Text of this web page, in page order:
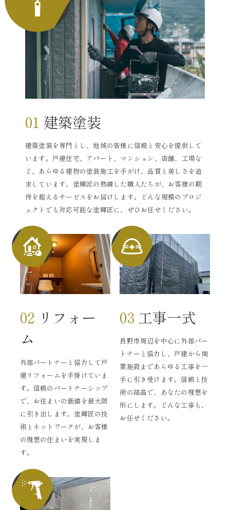
01 建築塗装
建築塗装を専門とし、地域の皆様に信頼と安心を提供して
います。戸建住宅、アパート、マンション、店舗、工場な
ど、あらゆる建物の塗装施工を手がけ、品質と美しさを追
求しています。塗輝匠の熟練した職人たちが、お客様の期
待を超えるサービスをお届けします。どんな規模のプロジ
ェクトでも対応可能な塗輝匠に、ぜひお任せください。
02 リフォー
ム
外部パートナーと協力して戸
建リフォームを手掛けていま
す。信頼のパートナーシップ
で、お住まいの価値を最大限
に引き出します。塗輝匠の技
術とネットワークが、お客様
の理想の住まいを実現しま
す。
03 工事一式
長野市周辺を中心に外部パー
トナーと協力し、戸建から商
業施設まであらゆる工事を一
手に引き受けます。信頼と技
術の結晶で、あなたの理想を
形にします。どんな工事も、
お任せください。